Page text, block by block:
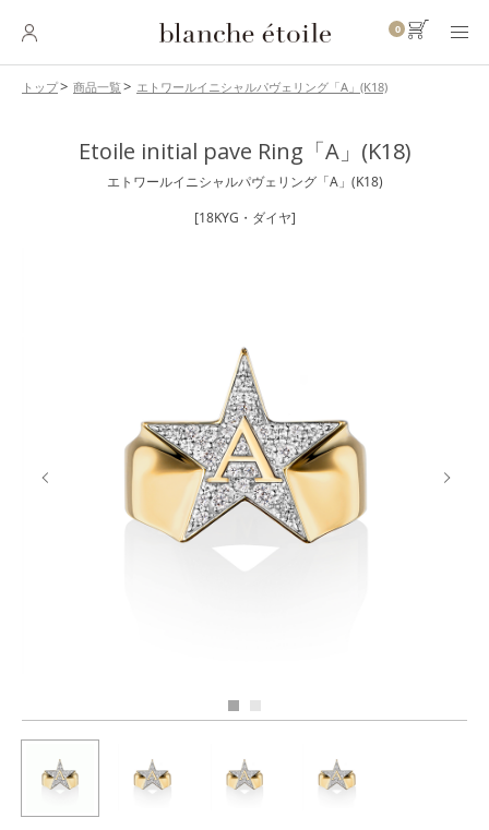
0
トップ 商品一覧 エトワールイニシャルパヴェリング「A」(K18)
Etoile initial pave Ring「A」(K18)
エトワールイニシャルパヴェリング「A」(K18)
[18KYG・ダイヤ]
SKINCARE スキンケア
ベースメイク
ボディ・ヘアケア
インナーケア
ツール
ジュエリー
OTHER